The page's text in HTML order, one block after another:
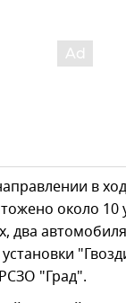
в
около 10
два
"Град".